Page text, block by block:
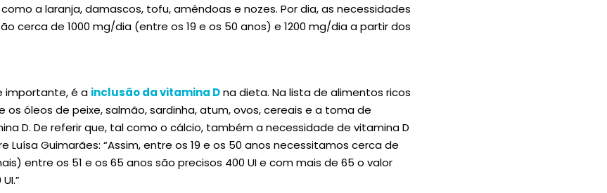
a laranja, damascos, tofu, amêndoas e nozes. Por dia, as necessidades
cerca de 1000 mg/dia (entre os 19 e os 50 anos) e 1200 mg/dia a partir dos
importante, é a inclusão da vitamina Dna dieta. Na lista de alimentos ricos
óleos de peixe, salmão, sardinha, atum, ovos, cereais e a toma de
D. De referir que, tal como o cálcio, também a necessidade de vitamina D
Guimarães: “Assim, entre os 19 e os 50 anos necessitamos cerca de
entre os 51 e os 65 anos são precisos 400 UI e com mais de 65 o valor